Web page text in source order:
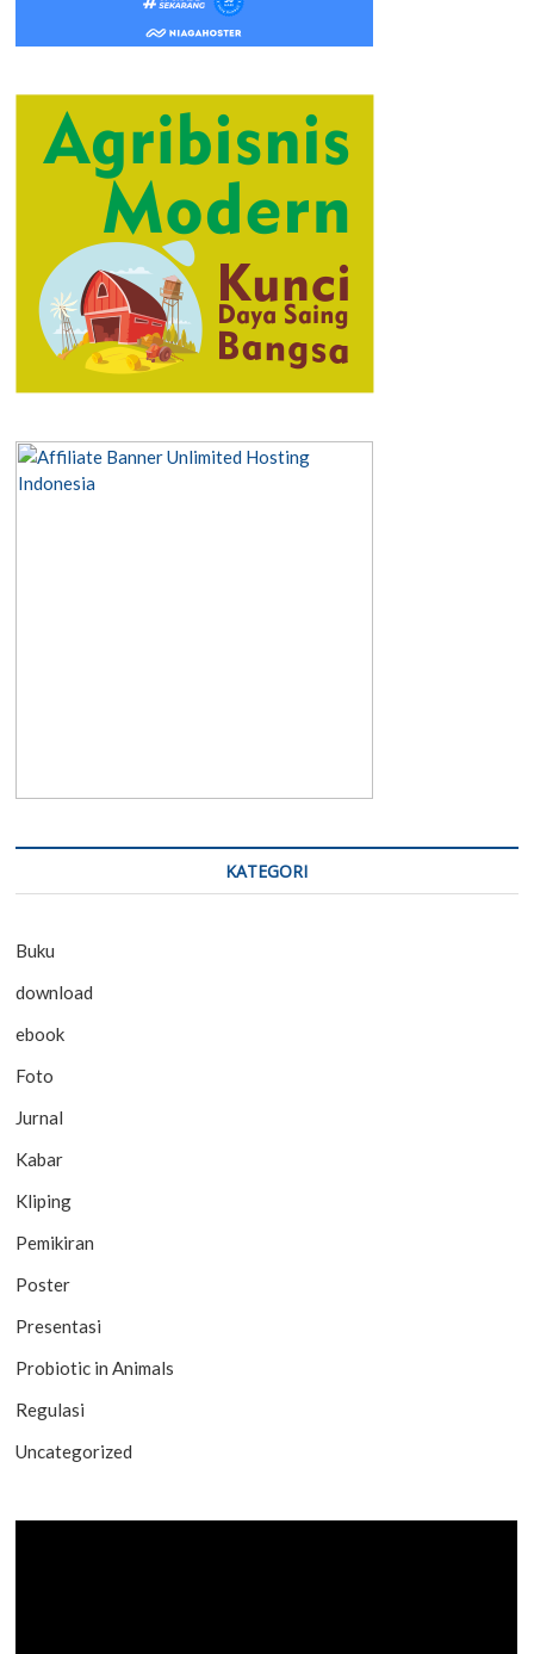
KATEGORI
Buku
download
ebook
Foto
Jurnal
Kabar
Kliping
Pemikiran
Poster
Presentasi
Probiotic in Animals
Regulasi
Uncategorized